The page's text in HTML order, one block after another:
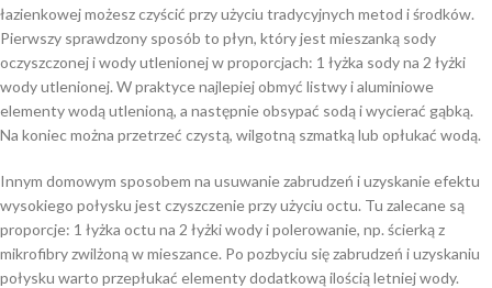
łazienkowej możesz czyścić przy użyciu tradycyjnych metod i środków.
Pierwszy sprawdzony sposób to płyn, który jest mieszanką sody
oczyszczonej i wody utlenionej w proporcjach: 1 łyżka sody na 2 łyżki
wody utlenionej. W praktyce najlepiej obmyć listwy i aluminiowe
elementy wodą utlenioną, a następnie obsypać sodą i wycierać gąbką.
Na koniec można przetrzeć czystą, wilgotną szmatką lub opłukać wodą.
Innym domowym sposobem na usuwanie zabrudzeń i uzyskanie efektu
wysokiego połysku jest czyszczenie przy użyciu octu. Tu zalecane są
proporcje: 1 łyżka octu na 2 łyżki wody i polerowanie, np. ścierką z
mikrofibry zwilżoną w mieszance. Po pozbyciu się zabrudzeń i uzyskaniu
połysku warto przepłukać elementy dodatkową ilością letniej wody.